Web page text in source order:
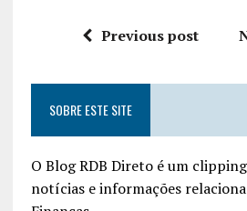
Previous post
SOBRE ESTE SITE
O Blog RDB Direto é um
notícias e informações